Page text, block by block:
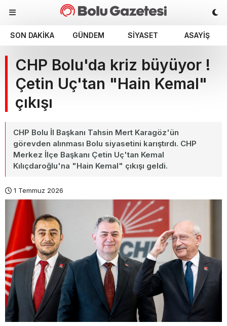
SON DAKIKA GÜNDEM SIYASET ASAYIŞ
CHP Bolu'da kriz büyüyor !
Çetin Uç'tan "Hain Kemal"
çıkışı
CHP Bolu İl Başkanı Tahsin Mert Karagöz'ün
görevden alınması Bolu siyasetini karıştırdı. CHP
Merkez İlçe Başkanı Çetin Uç'tan Kemal
Kılıçdaroğlu'na "Hain Kemal" çıkışı geldi.
1 Temmuz 2026